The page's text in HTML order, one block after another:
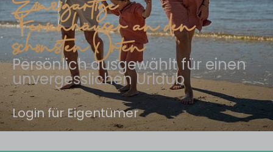
Ferienhäuser an den
schönsten Orten
Persönlich ausgewählt für einen
unvergesslichen Urlaub
Login für Eigentümer